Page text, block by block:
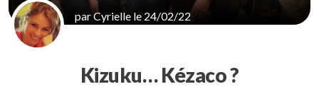
par Cyrielle le 24/02/22
Kizuku… Kézaco ?